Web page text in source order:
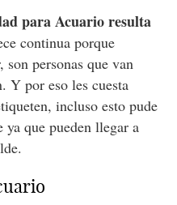
para Acuario resulta
continua porque
personas que van
Y por eso les cuesta
incluso esto pude
ya que pueden llegar a